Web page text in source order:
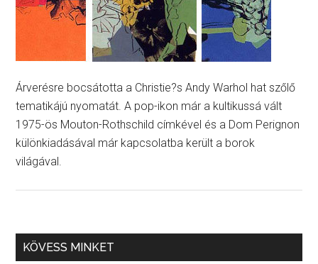
Árverésre bocsátotta a Christie?s Andy Warhol hat szőlő
tematikájú nyomatát. A pop-ikon már a kultikussá vált
1975-ös Mouton-Rothschild címkével és a Dom Perignon
különkiadásával már kapcsolatba került a borok
világával.
KÖVESS MINKET